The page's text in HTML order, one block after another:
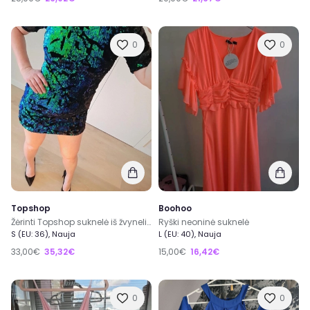
0
Topshop
Žėrinti Topshop suknelė iš žvynelių, S dydis
S (EU: 36), Nauja
33,00€ 35,32€
0
Boohoo
Ryški neoninė suknelė
L (EU: 40), Nauja
15,00€ 16,42€
0 0